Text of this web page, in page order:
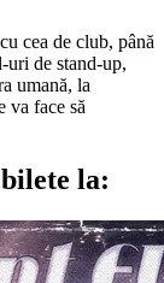
cea de club, până
uri de stand-up,
umană, la
va face să
la: